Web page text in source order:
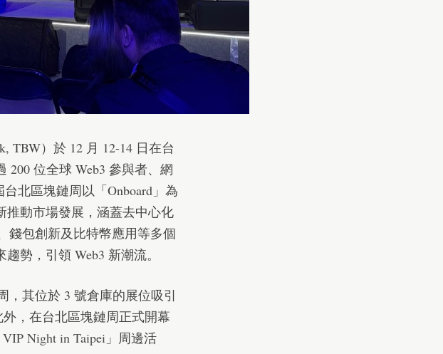
TBW）於 12 月 12-14 日在台
位全球 Web3 參與者、網
北區塊鏈周以「Onboard」為
推動市場發展，涵蓋去中心化
錢包創新及比特幣應用等多個
勢，引領 Web3 新潮流。
，其位於 3 號倉庫的展位吸引
，在台北區塊鏈周正式開幕
Night in Taipei 」周邊活